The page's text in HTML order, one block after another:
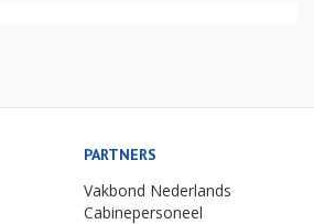
PARTNERS
Vakbond Nederlands
Cabinepersoneel